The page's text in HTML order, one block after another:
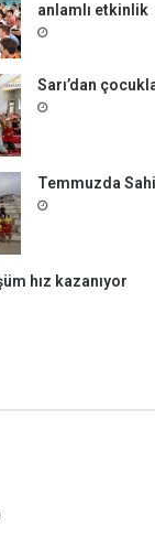
anlamlı etkinlik
Sarı’dan
Temmuzda
hız kazanıyor